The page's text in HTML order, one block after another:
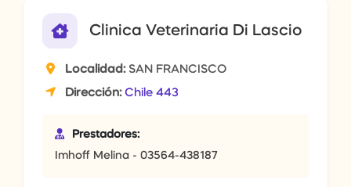
Clinica Veterinaria Di Lascio
Localidad:SAN FRANCISCO
Dirección: Chile 443
Prestadores:
Imhoff Melina - 03564-438187